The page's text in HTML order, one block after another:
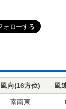
風向(16方位) 風
南南東